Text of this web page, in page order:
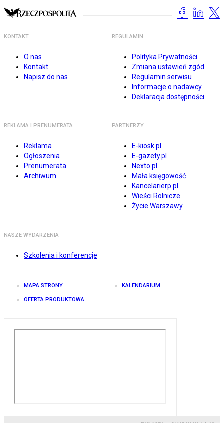
KONTAKT
O nas
Kontakt
Napisz do nas
REGULAMIN
Polityka Prywatności
Zmiana ustawień zgód
Regulamin serwisu
Informacje o nadawcy
Deklaracja dostępności
REKLAMA I PRENUMERATA
Reklama
Ogłoszenia
Prenumerata
Archiwum
PARTNERZY
E-kiosk.pl
E-gazety.pl
Nexto.pl
Mała księgowość
Kancelarierp.pl
Wieści Rolnicze
Życie Warszawy
NASZE WYDARZENIA
Szkolenia i konferencje
MAPA STRONY KALENDARIUM
OFERTA PRODUKTOWA